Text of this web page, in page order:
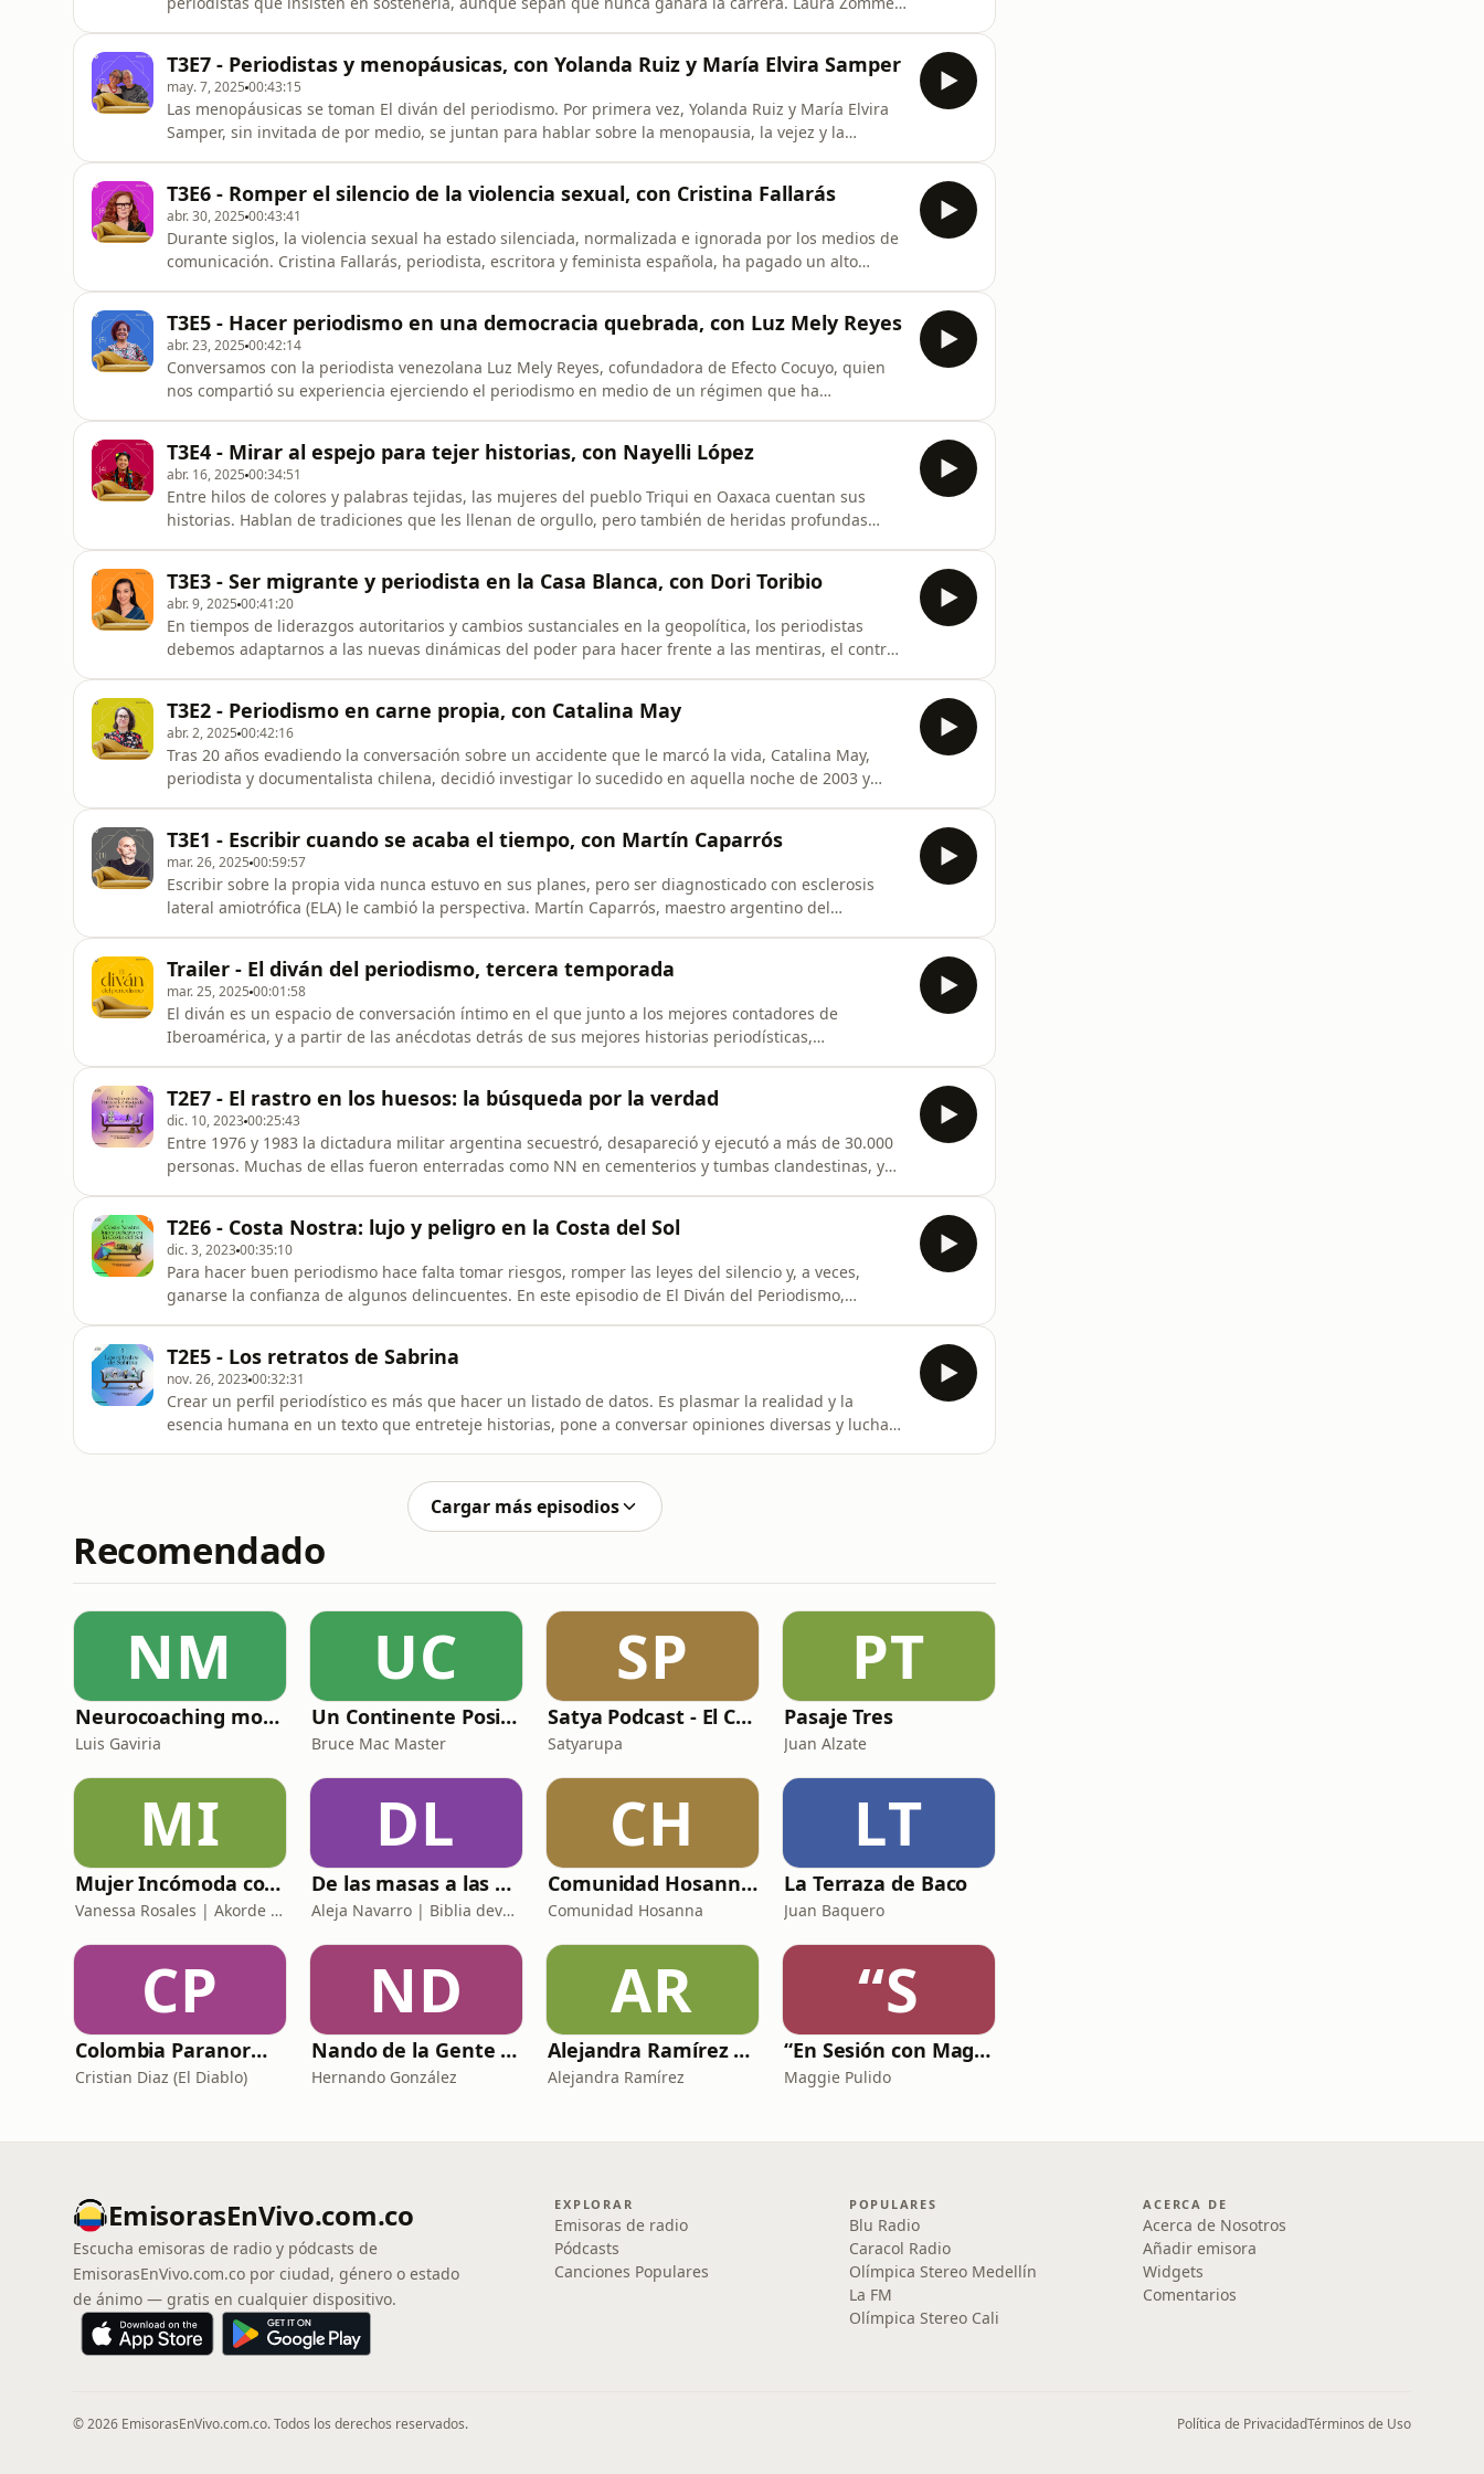
cofundó Factche
T3E7 - Periodistas y menopáusicas, con Yolanda Ruiz y María Elvira Samper
may. 7, 2025 00:43:15
Las menopáusicas se toman El diván del periodismo. Por primera vez, Yolanda Ruiz y María Elvira
Samper, sin invitada de por medio, se juntan para hablar sobre la menopausia, la vejez y la
sociedad que impon
T3E6 - Romper el silencio de la violencia sexual, con Cristina Fallarás
abr. 30, 2025 00:43:41
Durante siglos, la violencia sexual ha estado silenciada, normalizada e ignorada por los medios de
comunicación. Cristina Fallarás, periodista, escritora y feminista española, ha pagado un alto
precedentes
T3E5 - Hacer periodismo en una democracia quebrada, con Luz Mely Reyes
abr. 23, 2025 00:42:14
Conversamos con la periodista venezolana Luz Mely Reyes, cofundadora de Efecto Cocuyo, quien
nos compartió su experiencia ejerciendo el periodismo en medio de un régimen que ha
tiempos de elecciones fraudulentas y
T3E4 - Mirar al espejo para tejer historias, con Nayelli López
abr. 16, 2025 00:34:51
Entre hilos de colores y palabras tejidas, las mujeres del pueblo Triqui en Oaxaca cuentan sus
historias. Hablan de tradiciones que les llenan de orgullo, pero también de heridas profundas
recuerdos, romp
T3E3 - Ser migrante y periodista en la Casa Blanca, con Dori Toribio
abr. 9, 2025 00:41:20
En tiempos de liderazgos autoritarios y cambios sustanciales en la geopolítica, los periodistas
debemos adaptarnos a las nuevas dinámicas del poder para hacer frente a las mentiras, el control
segundo mandato de
T3E2 - Periodismo en carne propia, con Catalina May
abr. 2, 2025 00:42:16
Tras 20 años evadiendo la conversación sobre un accidente que le marcó la vida, Catalina May,
periodista y documentalista chilena, decidió investigar lo sucedido en aquella noche de 2003 y
silencios, archivos olvid
T3E1 - Escribir cuando se acaba el tiempo, con Martín Caparrós
mar. 26, 2025 00:59:57
Escribir sobre la propia vida nunca estuvo en sus planes, pero ser diagnosticado con esclerosis
lateral amiotrófica (ELA) le cambió la perspectiva. Martín Caparrós, maestro argentino del
actual, los líderes
Trailer - El diván del periodismo, tercera temporada
mar. 25, 2025 00:01:58
El diván es un espacio de conversación íntimo en el que junto a los mejores contadores de
Iberoamérica, y a partir de las anécdotas detrás de sus mejores historias periodísticas,
T2E7 - El rastro en los huesos: la búsqueda por la verdad
dic. 10, 202300:25:43
Entre 1976 y 1983 la dictadura militar argentina secuestró, desapareció y ejecutó a más de 30.000
personas. Muchas de ellas fueron enterradas como NN en cementerios y tumbas clandestinas, y
sobre &quot;El rastro
T2E6 - Costa Nostra: lujo y peligro en la Costa del Sol
dic. 3, 202300:35:10
Para hacer buen periodismo hace falta tomar riesgos, romper las leyes del silencio y, a veces,
ganarse la confianza de algunos delincuentes. En este episodio de El Diván del Periodismo,
Premio Gabo en 2023, en el qu
T2E5 - Los retratos de Sabrina
nov. 26, 202300:32:31
Crear un perfil periodístico es más que hacer un listado de datos. Es plasmar la realidad y la
esencia humana en un texto que entreteje historias, pone a conversar opiniones diversas y lucha
Cargar más episodios
Recomendado
NM
Neurocoaching motivación y propósito
Luis Gaviria
UC
Un Continente Posible
Bruce Mac Master
SP
Satya Podcast - El Canal de la Frecuencia Elevada
Satyarupa
PT
Pasaje Tres
Juan Alzate
MI
Mujer Incómoda con Vanessa Rosales
Vanessa Rosales | Akorde Podcast
DL
De las masas a las mesas 💗🪑
Aleja Navarro | Biblia devocional
CH
Comunidad Hosanna Podcast
Comunidad Hosanna
LT
La Terraza de Baco
Juan Baquero
CP
Colombia Paranormal
Cristian Diaz (El Diablo)
ND
Nando de la Gente Podcast
Hernando González
AR
Alejandra Ramírez Podcast
Alejandra Ramírez
“S
“En Sesión con Maggie”
Maggie Pulido
EmisorasEnVivo.com.co
Escucha emisoras de radio y pódcasts de
EmisorasEnVivo.com.co por ciudad, género o estado
de ánimo — gratis en cualquier dispositivo.
EXPLORAR
Emisoras de radio
Pódcasts
Canciones Populares
POPULARES
Blu Radio
Caracol Radio
Olímpica Stereo Medellín
La FM
Olímpica Stereo Cali
ACERCA DE
Acerca de Nosotros
Añadir emisora
Widgets
Comentarios
© 2026 EmisorasEnVivo.com.co. Todos los derechos reservados. Política de PrivacidadTérminos de Uso